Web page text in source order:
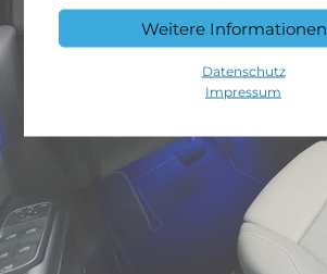
Weitere Informationen
Datenschutz
Impressum